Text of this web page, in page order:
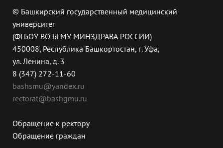
© Башкирский государственный медицинский
университет
(ФГБОУ ВО БГМУ МИНЗДРАВА РОССИИ)
450008, Республика Башкортостан, г. Уфа,
ул. Ленина, д. 3
8 (347) 272-11-60
bashsmu@yandex.ru
rectorat@bashgmu.ru
Обращение к ректору
Обращение граждан